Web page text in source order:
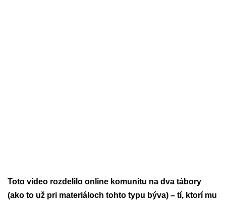
Toto video rozdelilo online komunitu na dva tábory
(ako to už pri materiáloch tohto typu býva) – tí, ktorí mu